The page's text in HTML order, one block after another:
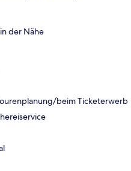
der Nähe
beim Ticketerwerb